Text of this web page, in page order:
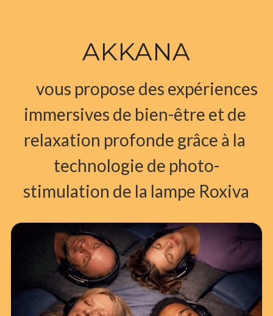
AKKANA
	vous propose des expériences
immersives de bien-être et de
relaxation profonde grâce à la
technologie de photo-
stimulation de la lampe Roxiva